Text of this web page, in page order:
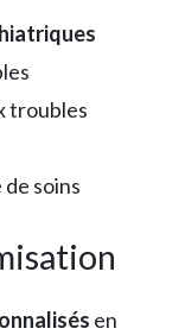
troubles
soins
en